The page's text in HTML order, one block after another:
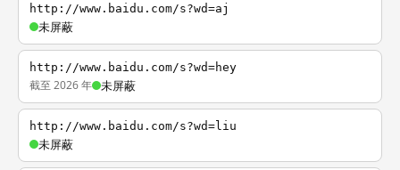
http://www.baidu.com/s?wd=aj
未屏蔽
http://www.baidu.com/s?wd=hey
截至 2026 年 未屏蔽
http://www.baidu.com/s?wd=liu
未屏蔽